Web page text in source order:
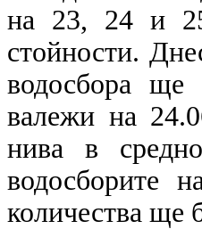
на 23, 24 и
стойности.
водосбора ще
валежи на
нива в
водосборите
количества ще